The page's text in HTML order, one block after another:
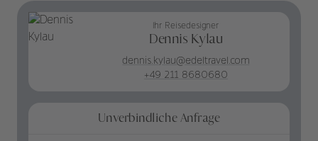
Ihr Reisedesigner
Dennis Kylau
dennis.kylau@edeltravel.com
+49 211 8680680
Unverbindliche Anfrage